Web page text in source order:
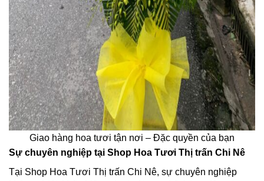
Giao hàng hoa tươi tận nơi – Đặc quyền của bạn
Sự chuyên nghiệp tại Shop Hoa Tươi Thị trấn Chi Nê
Tại Shop Hoa Tươi Thị trấn Chi Nê, sự chuyên nghiệp